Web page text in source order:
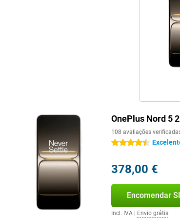
OnePlus Nord 5
108 avaliações
4.5 estrelas
378,00 €
Encomendar
Incl. IVA Envio grátis